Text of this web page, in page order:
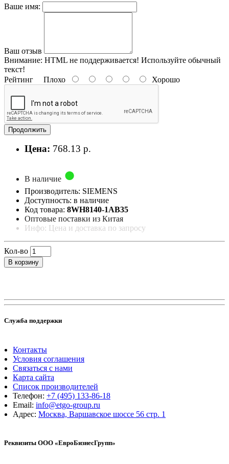
Ваше имя:
Ваш отзыв
Внимание: HTML не поддерживается! Используйте обычный
текст!
Рейтинг Плохо Хорошо
Продолжить
Цена: 768.13 р.
В наличие
Производитель: SIEMENS
Доступность: в наличие
Код товара: 8WH8140-1AB35
Оптовые поставки из Китая
Инфо: Цена и доставка по запросу
Кол-во
В корзину
Служба поддержки
Контакты
Условия соглашения
Связаться с нами
Карта сайта
Список производителей
Телефон: +7 (495) 133-86-18
Email: info@etgo-group.ru
Адрес: Москва, Варшавское шоссе 56 стр. 1
Реквизиты ООО «ЕвроБизнесГрупп»